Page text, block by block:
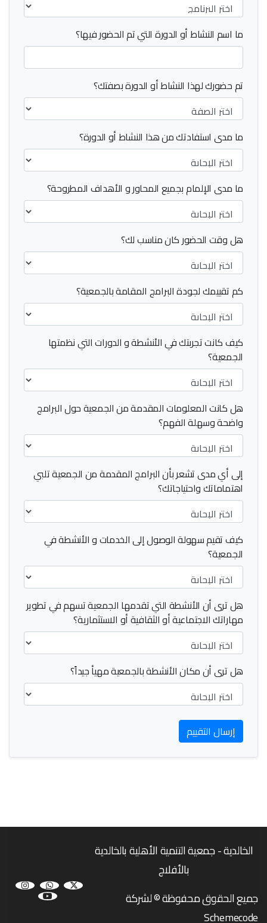
ما اسم النشاط أو الدورة التي تم الحضور فيها؟
تم حضورك لهذا النشاط أو الدورة بصفتك؟
ما مدى استفادتك من هذا النشاط أو الدورة؟
ما مدى الإلمام بجميع المحاور و الأهداف المطروحة؟
هل وقت الحضور كان مناسب لك؟
كم تقييمك لجودة البرامج المقامة بالجمعية؟
كيف كانت تجربتك في الأنشطة و الدورات التي نظمتها
الجمعية؟
هل كانت المعلومات المقدمة من الجمعية حول البرامج
واضحة وسهلة الفهم؟
إلى أي مدى تشعر بأن البرامج المقدمة من الجمعية تلبي
اهتماماتك واحتياجاتك؟
كيف تقيم سهولة الوصول إلى الخدمات و الأنشطة في
الجمعية؟
هل ترى أن الأنشطة التي تقدمها الجمعية تسهم في تطوير
مهاراتك الاجتماعية أو الثقافية أو الاستثمارية؟
هل ترى أن مكان الأنشطة بالجمعية مهيأ جيداً؟
إرسال التقييم
الخالدية - جمعية التنمية الأهلية بالخالدية
بالأفلاج
جميع الحقوق محفوظة © لشركة
Schemecode